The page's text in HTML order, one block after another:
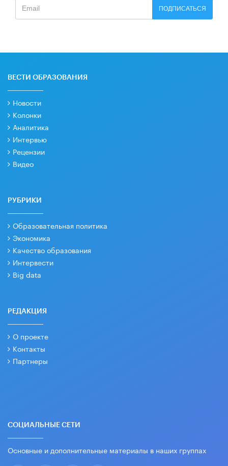
ПОДПИСАТЬСЯ
ВЕСТИ ОБРАЗОВАНИЯ
Новости
Колонки
Аналитика
Интервью
Рецензии
Видео
РУБРИКИ
Образовательная политика
Экономика
Качество образования
Интервести
Big data
РЕДАКЦИЯ
О проекте
Контакты
Партнеры
СОЦИАЛЬНЫЕ СЕТИ
Основные и дополнительные материалы в наших группах